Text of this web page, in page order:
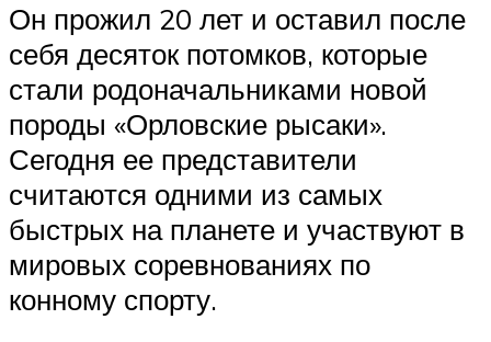
Он прожил 20 лет и оставил после
себя десяток потомков, которые
стали родоначальниками новой
породы «Орловские рысаки».
Сегодня ее представители
считаются одними из самых
быстрых на планете и участвуют в
мировых соревнованиях по
конному спорту.